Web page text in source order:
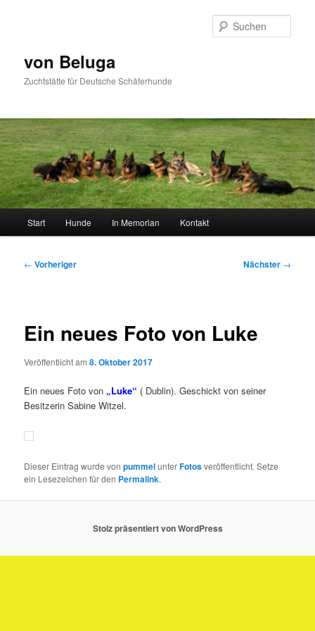
von Beluga
Zuchtstätte für Deutsche Schäferhunde
Start Hunde In Memorian Kontakt
Beitragsnavigation
← Vorheriger Nächster →
Ein neues Foto von Luke
Veröffentlicht am8. Oktober 2017
Ein neues Foto von „Luke“ ( Dublin). Geschickt von seiner
Besitzerin Sabine Witzel.
Dieser Eintrag wurde vonpummelunterFotosveröffentlicht. Setze
ein Lesezeichen für den Permalink.
Stolz präsentiert von WordPress